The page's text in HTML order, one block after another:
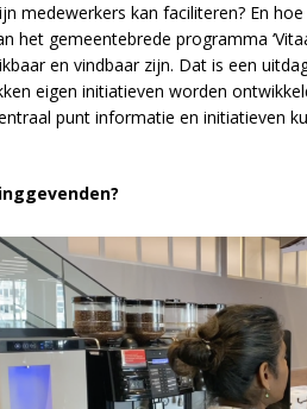
medewerkers kan faciliteren? En
het gemeentebrede programma
en vindbaar zijn. Dat is een
eigen initiatieven worden
punt informatie en initiatieven